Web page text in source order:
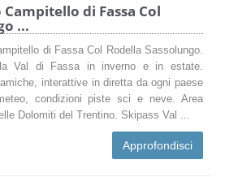
di Fassa Col
...
di Fassa Col Rodella Sassolungo.
Val di Fassa in inverno e in estate.
interattive in diretta da ogni paese
condizioni piste sci e neve. Area
Dolomiti del Trentino. Skipass Val ...
Approfondisci